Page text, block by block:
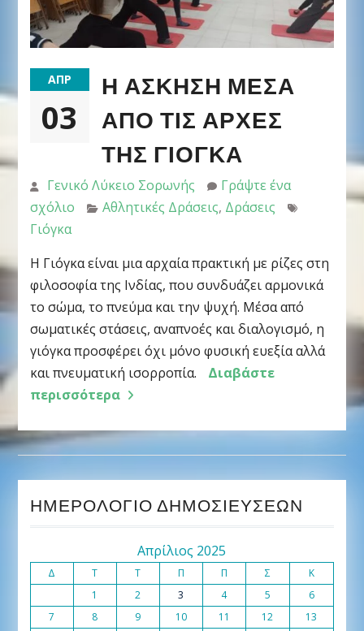
ΑΠΡ
03
Η ΆΣΚΗΣΗ ΜΈΣΑ
ΑΠΌ ΤΙΣ ΑΡΧΈΣ
ΤΗΣ ΓΙΌΓΚΑ
Γενικό Λύκειο Σορωνής
Γράψτε ένα
σχόλιο
Αθλητικές Δράσεις, Δράσεις
Γιόγκα
Η Γιόγκα είναι μια αρχαία πρακτική με ρίζες στη
φιλοσοφία της Ινδίας, που συνδυάζει αρμονικά
το σώμα, το πνεύμα και την ψυχή. Μέσα από
σωματικές στάσεις, αναπνοές και διαλογισμό, η
γιόγκα προσφέρει όχι μόνο φυσική ευεξία αλλά
και πνευματική ισορροπία.
Διαβάστε
περισσότερα
ΗΜΕΡΟΛΌΓΙΟ ΔΗΜΟΣΙΕΎΣΕΩΝ
Απρίλιος 2025
Δ Τ Τ Π Π Σ
Κ
1
2 3 4 5
6
7
8 9 10 11 12
13